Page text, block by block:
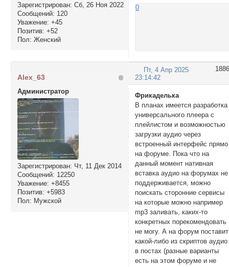
Зарегистрирован: Сб, 26 Ноя 2022
Сообщений: 120
Уважение: +45
Позитив: +52
Пол: Женский
0
1886
Пт, 4 Апр 2025
23:14:42
Alex_63
Администратор
Зарегистрирован: Чт, 11 Дек 2014
Сообщений: 12250
Уважение: +8455
Позитив: +5983
Пол: Мужской
Фрикаделька
В планах имеется разработка
универсального плеера с
плейлистом и возможностью
загрузки аудио через
встроенный интерфейс прямо
на форуме. Пока что на
данный момент нативная
вставка аудио на форумах не
поддерживается, можно
поискать сторонние сервисы
на которые можно например
mp3 заливать, каких-то
конкретных порекомендовать
не могу. А на форум
какой-либо из скриптов аудио
в постах (разные варианты
есть на этом форуме и не